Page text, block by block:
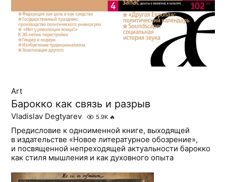
Art
Барокко как связь и разрыв
Vladislav Degtyarev 5.9K 🔥
Предисловие к одноименной книге, выходящей
в издательстве «Новое литературное обозрение»,
и посвященной непреходящей актуальности барокко
как стиля мышления и как духовного опыта